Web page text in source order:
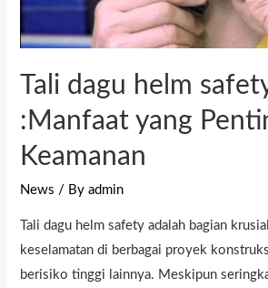
Tali dagu helm
:Manfaat yang
Keamanan
News / Byadmin
Tali dagu helm safety adalah bagian
keselamatan di berbagai proyek
berisiko tinggi lainnya. Meskipun